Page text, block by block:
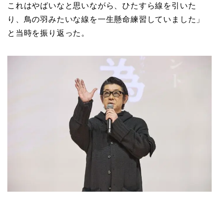
これはやばいなと思いながら、ひたすら線を引いた
り、鳥の羽みたいな線を一生懸命練習していました」
と当時を振り返った。